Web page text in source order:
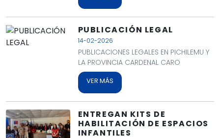
PUBLICACIÓN LEGAL
14-02-2026
PUBLICACIONES LEGALES EN PICHILEMU Y
LA PROVINCIA CARDENAL CARO
VER MÁS
ENTREGAN KITS DE
HABILITACIÓN DE ESPACIOS
INFANTILES